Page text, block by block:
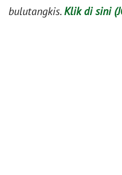
bulutangkis.Klik di sini